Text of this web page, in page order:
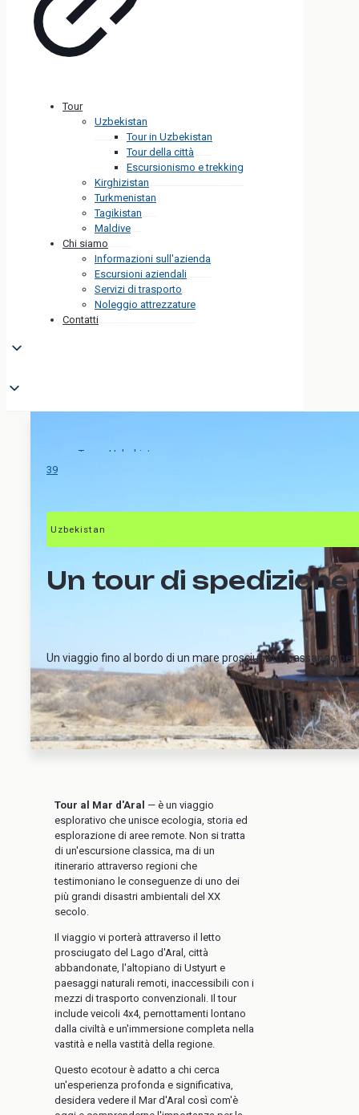
Tour
Uzbekistan
Tour in Uzbekistan
Tour della città
Escursionismo e trekking
Kirghizistan
Turkmenistan
Tagikistan
Maldive
Chi siamo
Informazioni sull'azienda
Escursioni aziendali
Servizi di trasporto
Noleggio attrezzature
Contatti
Tour Uzbekistan
39
Uzbekistan
Un tour di
Un viaggio fino al bordo di un mare prosciugato, passando
Tour al Mar d'Aral — è un viaggio
esplorativo che unisce ecologia, storia ed
esplorazione di aree remote. Non si tratta
di un'escursione classica, ma di un
itinerario attraverso regioni che
testimoniano le conseguenze di uno dei
più grandi disastri ambientali del XX
secolo.
Il viaggio vi porterà attraverso il letto
prosciugato del Lago d'Aral, città
abbandonate, l'altopiano di Ustyurt e
paesaggi naturali remoti, inaccessibili con i
mezzi di trasporto convenzionali. Il tour
include veicoli 4x4, pernottamenti lontano
dalla civiltà e un'immersione completa nella
vastità e nella vastità della regione.
Questo ecotour è adatto a chi cerca
un'esperienza profonda e significativa,
desidera vedere il Mar d'Aral così com'è